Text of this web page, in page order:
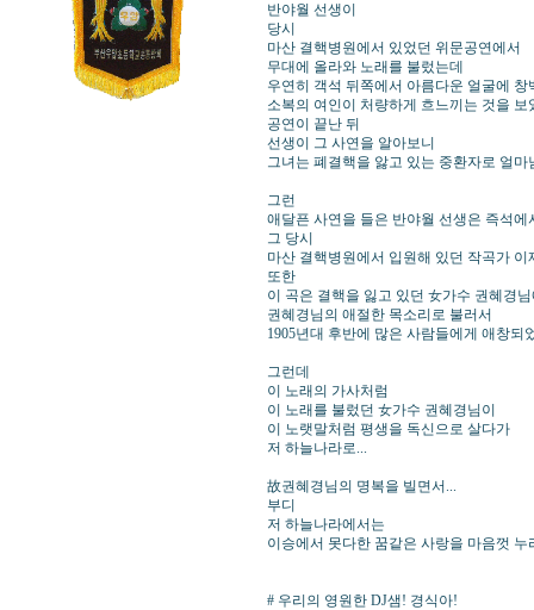
반야월 선생이
당시
마산 결핵병원에서 있었던 위문공연에서
무대에 올라와 노래를 불렀는데
우연히 객석 뒤쪽에서 아름다운 얼굴에 창
소복의 여인이 처량하게 흐느끼는 것을 보
공연이 끝난 뒤
선생이 그 사연을 알아보니
그녀는 폐결핵을 앓고 있는 중환자로 얼
그런
애달픈 사연을 들은 반야월 선생은 즉석에
그 당시
마산 결핵병원에서 입원해 있던 작곡가 이
또한
이 곡은 결핵을 잃고 있던 女가수 권혜경
권혜경님의 애절한 목소리로 불러서
1905년대 후반에 많은 사람들에게 애창
그런데
이 노래의 가사처럼
이 노래를 불렀던 女가수 권혜경님이
이 노랫말처럼 평생을 독신으로 살다가
저 하늘나라로...
故권혜경님의 명복을 빌면서...
부디
저 하늘나라에서는
이승에서 못다한 꿈같은 사랑을 마음껏 누
# 우리의 영원한 DJ샘! 경식아!